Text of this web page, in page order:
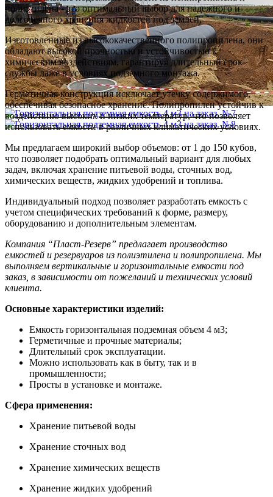
полиэтилена - это оптимальный выбор для надежного и
долговечного хранения жидкостей под землей.
Изготовленные из высококачественного полипропилена, они
обладают высокой прочностью и устойчивостью к
химическим воздействиям, гарантируя длительный срок
службы даже в условиях подземного монтажа.
Герметичная конструкция исключает утечку содержимого,
обеспечивая безопасное хранение. Полипропилен устойчив к
воздействию высоких и низких температур, что позволяет
использовать емкости в различных климатических условиях.
Мы предлагаем широкий выбор объемов: от 1 до 150 кубов,
что позволяет подобрать оптимальный вариант для любых
задач, включая хранение питьевой воды, сточных вод,
химических веществ, жидких удобрений и топлива.
Индивидуальный подход позволяет разработать емкость с
учетом специфических требований к форме, размеру,
оборудованию и дополнительным элементам.
Компания “Пласт-Резерв” предлагает производство
емкостей и резервуаров из полиэтилена и полипропилена. Мы
выполняем вертикальные и горизонтальные емкости под
заказ, в зависимости от пожеланий и технических условий
клиента.
Основные характеристики изделий:
Емкость горизонтальная подземная объем 4 м3;
Герметичные и прочные материалы;
Длительный срок эксплуатации.
Можно использовать как в быту, так и в
промышленности;
Просты в установке и монтаже.
Сфера применения:
Хранение питьевой воды
Хранение сточных вод
Хранение химических веществ
Хранение жидких удобрений